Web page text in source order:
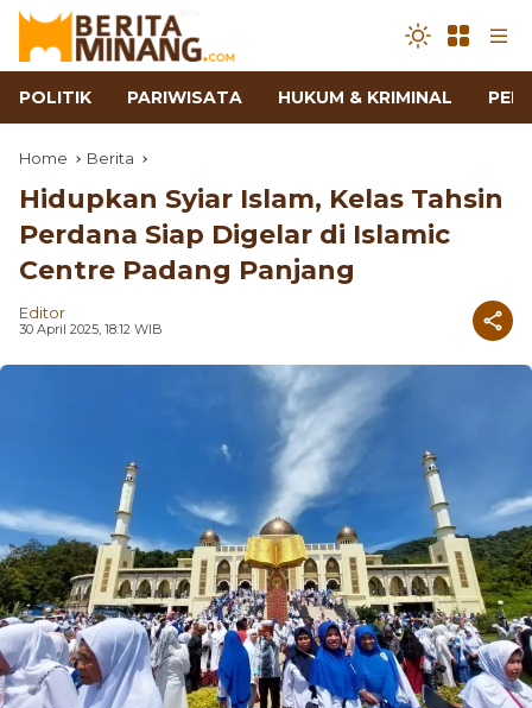
POLITIK PARIWISATA HUKUM & KRIMINAL
Home Berita
Hidupkan Syiar Islam, Kelas Tahsin
Perdana Siap Digelar di Islamic
Centre Padang Panjang
Editor
30 April 2025, 18:12 WIB